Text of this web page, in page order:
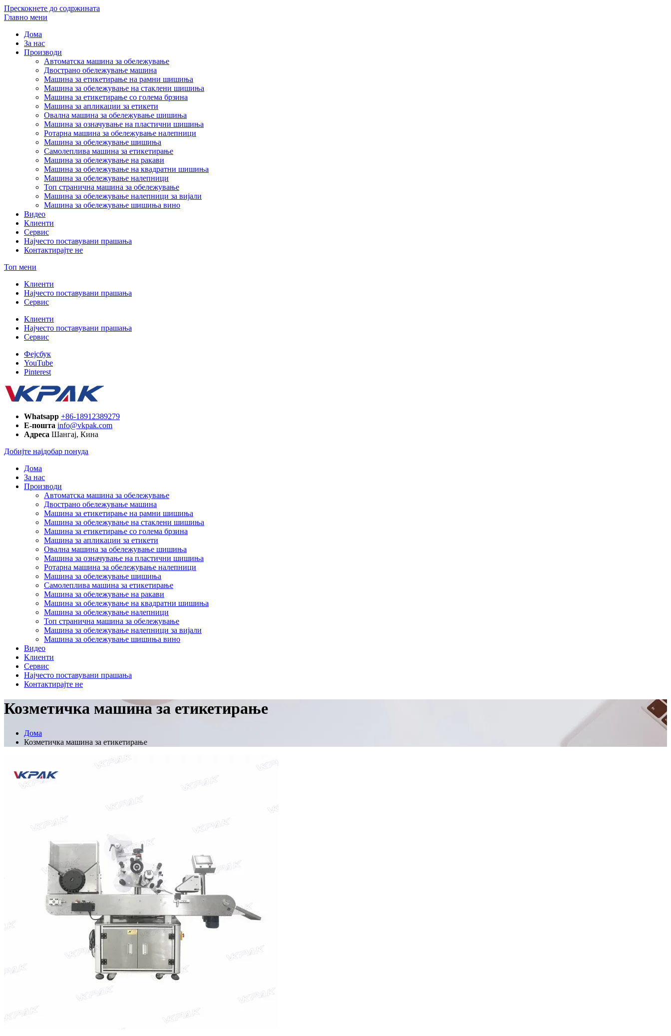
Прескокнете до содржината
Главно мени
Дома
За нас
Производи
Автоматска машина за обележување
Двострано обележување машина
Машина за етикетирање на рамни шишиња
Машина за обележување на стаклени шишиња
Машина за етикетирање со голема брзина
Машина за апликации за етикети
Овална машина за обележување шишиња
Машина за означување на пластични шишиња
Ротарна машина за обележување налепници
Машина за обележување шишиња
Самолеплива машина за етикетирање
Машина за обележување на ракави
Машина за обележување на квадратни шишиња
Машина за обележување налепници
Топ странична машина за обележување
Машина за обележување налепници за вијали
Машина за обележување шишиња вино
Видео
Клиенти
Сервис
Најчесто поставувани прашања
Контактирајте не
Топ мени
Клиенти
Најчесто поставувани прашања
Сервис
Клиенти
Најчесто поставувани прашања
Сервис
Фејсбук
YouTube
Pinterest
Whatsapp +86-18912389279
Е-пошта info@vkpak.com
Адреса Шангај, Кина
Добијте најдобар понуда
Дома
За нас
Производи
Автоматска машина за обележување
Двострано обележување машина
Машина за етикетирање на рамни шишиња
Машина за обележување на стаклени шишиња
Машина за етикетирање со голема брзина
Машина за апликации за етикети
Овална машина за обележување шишиња
Машина за означување на пластични шишиња
Ротарна машина за обележување налепници
Машина за обележување шишиња
Самолеплива машина за етикетирање
Машина за обележување на ракави
Машина за обележување на квадратни шишиња
Машина за обележување налепници
Топ странична машина за обележување
Машина за обележување налепници за вијали
Машина за обележување шишиња вино
Видео
Клиенти
Сервис
Најчесто поставувани прашања
Контактирајте не
Козметичка машина за етикетирање
Дома
Козметичка машина за етикетирање